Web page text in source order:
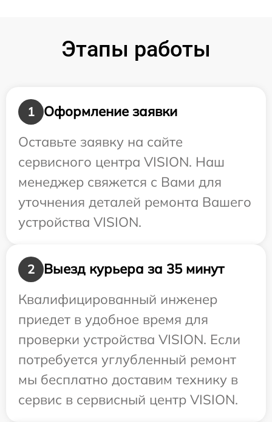
Этапы работы
1
Оформление заявки
Оставьте заявку на сайте
сервисного центра VISION. Наш
менеджер свяжется с Вами для
уточнения деталей ремонта Вашего
устройства VISION.
2
Выезд курьера за 35 минут
Квалифицированный инженер
приедет в удобное время для
проверки устройства VISION. Если
потребуется углубленный ремонт
мы бесплатно доставим технику в
сервис в сервисный центр VISION.